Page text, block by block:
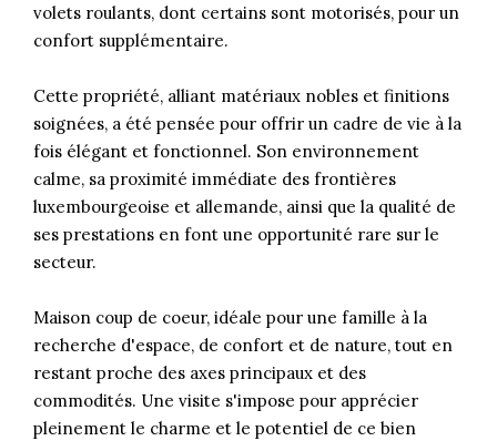
volets roulants, dont certains sont motorisés, pour un
confort supplémentaire.
Cette propriété, alliant matériaux nobles et finitions
soignées, a été pensée pour offrir un cadre de vie à la
fois élégant et fonctionnel. Son environnement
calme, sa proximité immédiate des frontières
luxembourgeoise et allemande, ainsi que la qualité de
ses prestations en font une opportunité rare sur le
secteur.
Maison coup de coeur, idéale pour une famille à la
recherche d'espace, de confort et de nature, tout en
restant proche des axes principaux et des
commodités. Une visite s'impose pour apprécier
pleinement le charme et le potentiel de ce bien